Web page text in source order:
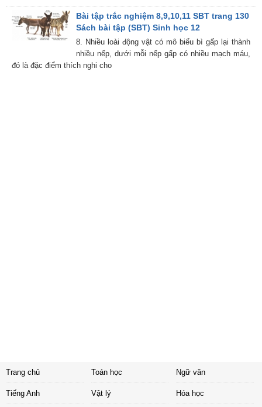
Bài tập trắc nghiệm 8,9,10,11 SBT trang 130
Sách bài tập (SBT) Sinh học 12
8. Nhiều loài động vật có mô biểu bì gấp lại thành
nhiều nếp, dưới mỗi nếp gấp có nhiều mạch máu,
đó là đặc điểm thích nghi cho
Trang chủ Toán học Ngữ văn
Tiếng Anh Vật lý Hóa học